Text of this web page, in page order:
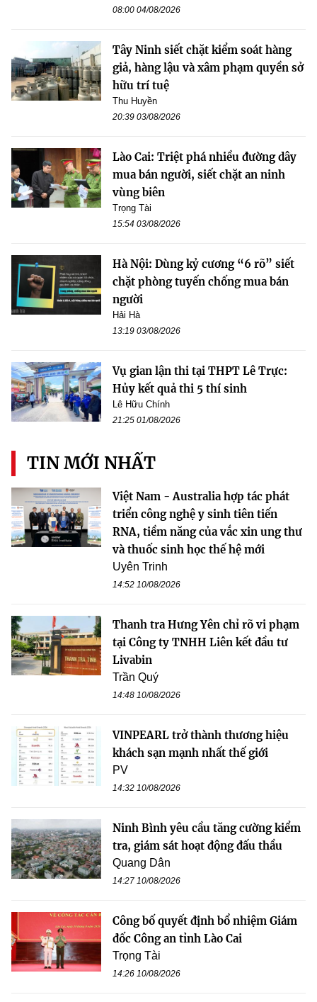
08:00 04/08/2026
Tây Ninh siết chặt kiểm soát hàng
giả, hàng lậu và xâm phạm quyền sở
hữu trí tuệ
Thu Huyền
20:39 03/08/2026
Lào Cai: Triệt phá nhiều đường dây
mua bán người, siết chặt an ninh
vùng biên
Trọng Tài
15:54 03/08/2026
Hà Nội: Dùng kỷ cương “6 rõ” siết
chặt phòng tuyến chống mua bán
người
Hải Hà
13:19 03/08/2026
Vụ gian lận thi tại THPT Lê Trực:
Hủy kết quả thi 5 thí sinh
Lê Hữu Chính
21:25 01/08/2026
TIN MỚI NHẤT
Việt Nam - Australia hợp tác phát
triển công nghệ y sinh tiên tiến
RNA, tiềm năng của vắc xin ung thư
và thuốc sinh học thế hệ mới
Uyên Trinh
14:52 10/08/2026
Thanh tra Hưng Yên chỉ rõ vi phạm
tại Công ty TNHH Liên kết đầu tư
Livabin
Trần Quý
14:48 10/08/2026
VINPEARL trở thành thương hiệu
khách sạn mạnh nhất thế giới
PV
14:32 10/08/2026
Ninh Bình yêu cầu tăng cường kiểm
tra, giám sát hoạt động đấu thầu
Quang Dân
14:27 10/08/2026
Công bố quyết định bổ nhiệm Giám
đốc Công an tỉnh Lào Cai
Trọng Tài
14:26 10/08/2026